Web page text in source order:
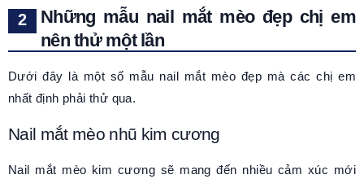
Những mẫu nail mắt mèo đẹp chị em
nên thử một lần
Dưới đây là một số mẫu nail mắt mèo đẹp mà các chị em
nhất định phải thử qua.
Nail mắt mèo nhũ kim cương
Nail mắt mèo kim cương sẽ mang đến nhiều cảm xúc mới